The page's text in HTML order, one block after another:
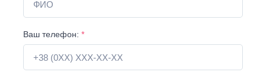
Ваш телефон: *